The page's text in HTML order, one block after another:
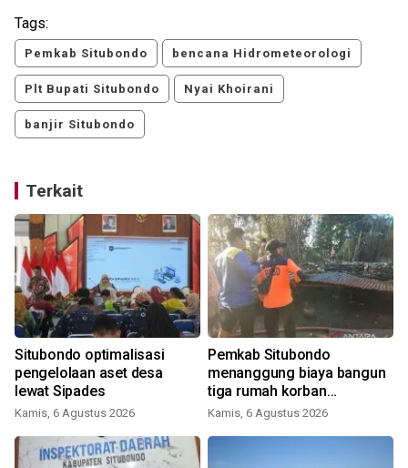
Tags:
Pemkab Situbondo bencana Hidrometeorologi
Plt Bupati Situbondo Nyai Khoirani
banjir Situbondo
Terkait
Situbondo optimalisasi
pengelolaan aset desa
lewat Sipades
Kamis, 6 Agustus 2026
Pemkab Situbondo
menanggung biaya bangun
tiga rumah korban
kebakaran
Kamis, 6 Agustus 2026